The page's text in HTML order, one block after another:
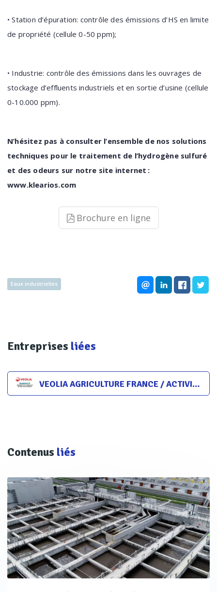
• Station d’épuration: contrôle des émissions d’HS en limite
de propriété (cellule 0-50 ppm);
• Industrie: contrôle des émissions dans les ouvrages de
stockage d’effluents industriels et en sortie d’usine (cellule
0-10.000 ppm).
N’hésitez pas à consulter l’ensemble de nos solutions
techniques pour le traitement de l’hydrogène sulfuré
et des odeurs sur notre site internet :
www.klearios.com
Brochure en ligne
Eaux industrielles
Entreprises liées
VEOLIA AGRICULTURE FRANCE / ACTIVITÉS KLEARIOS
Contenus liés